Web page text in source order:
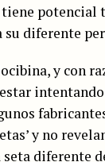
tiene potencial
su diferente
y con
intentando
y no
diferente